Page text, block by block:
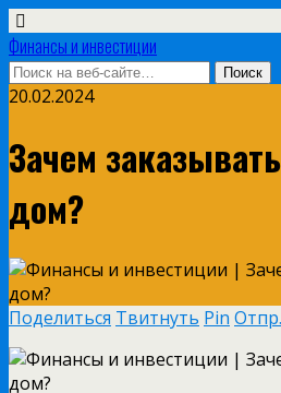
Финансы и инвестиции
20.02.2024
Зачем
дом?
Поделиться Твитнуть Pin